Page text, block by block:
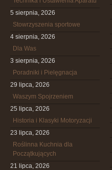
5 sierpnia, 2026
Stowrzyszenia sportowe
4 sierpnia, 2026
Dla Was
3 sierpnia, 2026
Poradniki i Pielęgnacja
29 lipca, 2026
Waszym Spojrzeniem
25 lipca, 2026
Historia i Klasyki Motoryzacji
23 lipca, 2026
Roślinna Kuchnia dla
Początkujących
21 lipca, 2026